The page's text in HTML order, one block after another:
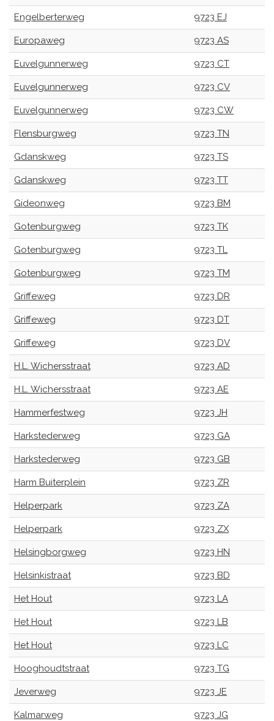
Engelberterweg 9723 EJ
Europaweg 9723 AS
Euvelgunnerweg 9723 CT
Euvelgunnerweg 9723 CV
Euvelgunnerweg 9723 CW
Flensburgweg 9723 TN
Gdanskweg 9723 TS
Gdanskweg 9723 TT
Gideonweg 9723 BM
Gotenburgweg 9723 TK
Gotenburgweg 9723 TL
Gotenburgweg 9723 TM
Griffeweg 9723 DR
Griffeweg 9723 DT
Griffeweg 9723 DV
H.L. Wichersstraat 9723 AD
H.L. Wichersstraat 9723 AE
Hammerfestweg 9723 JH
Harkstederweg 9723 GA
Harkstederweg 9723 GB
Harm Buiterplein 9723 ZR
Helperpark 9723 ZA
Helperpark 9723 ZX
Helsingborgweg 9723 HN
Helsinkistraat 9723 BD
Het Hout 9723 LA
Het Hout 9723 LB
Het Hout 9723 LC
Hooghoudtstraat 9723 TG
Jeverweg 9723 JE
Kalmarweg 9723 JG